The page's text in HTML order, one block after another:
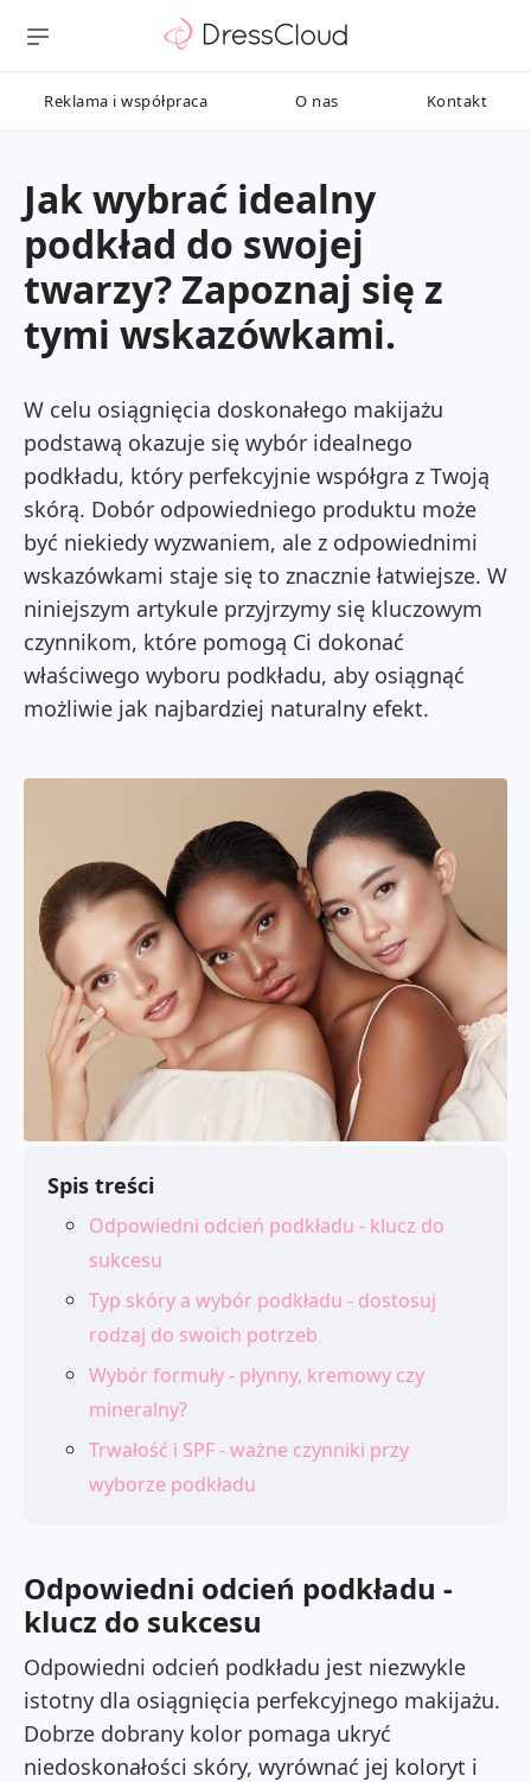
Reklama i współpraca O nas Kontakt
Jak wybrać idealny
podkład do swojej
twarzy? Zapoznaj się z
tymi wskazówkami.
W celu osiągnięcia doskonałego makijażu
podstawą okazuje się wybór idealnego
podkładu, który perfekcyjnie współgra z Twoją
skórą. Dobór odpowiedniego produktu może
być niekiedy wyzwaniem, ale z odpowiednimi
wskazówkami staje się to znacznie łatwiejsze. W
niniejszym artykule przyjrzymy się kluczowym
czynnikom, które pomogą Ci dokonać
właściwego wyboru podkładu, aby osiągnąć
możliwie jak najbardziej naturalny efekt.
Spis treści
Odpowiedni odcień podkładu - klucz do
sukcesu
Typ skóry a wybór podkładu - dostosuj
rodzaj do swoich potrzeb
Wybór formuły - płynny, kremowy czy
mineralny?
Trwałość i SPF - ważne czynniki przy
wyborze podkładu
Odpowiedni odcień podkładu -
klucz do sukcesu
Odpowiedni odcień podkładu jest niezwykle
istotny dla osiągnięcia perfekcyjnego makijażu.
Dobrze dobrany kolor pomaga ukryć
niedoskonałości skóry, wyrównać jej koloryt i